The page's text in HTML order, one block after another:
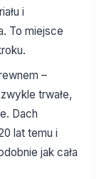
i
To miejsce
–
trwałe,
Dach
lat temu i
jak cała